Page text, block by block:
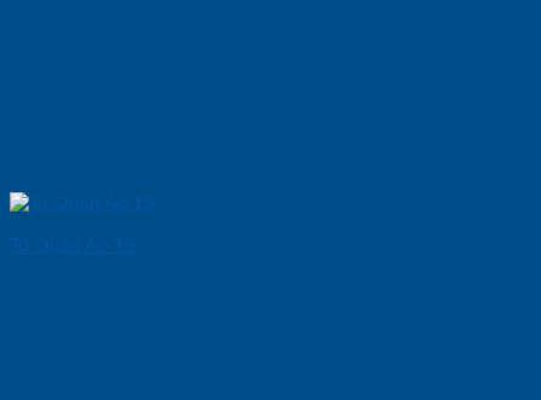
Tủ Quần Áo 15